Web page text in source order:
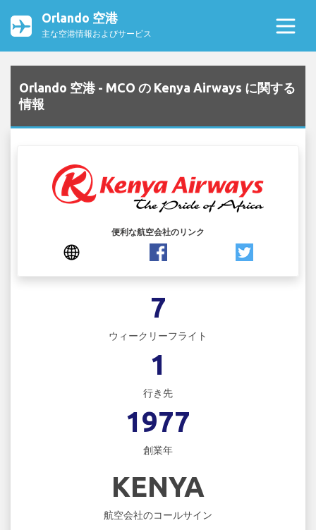
Orlando 空港
主な空港情報およびサービス
Orlando 空港 - MCO の Kenya Airways に関する
情報
便利な航空会社のリンク
7
ウィークリーフライト
1
行き先
1977
創業年
KENYA
航空会社のコールサイン